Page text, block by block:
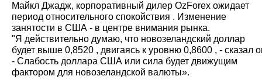
Майкл Джадж, корпоративный дилер OzForex ожидает
период относительного спокойствия . Изменение
занятости в США - в центре внимания рынка.
"Я действительно думаю, что новозеландский доллар
будет выше 0,8520 , двигаясь к уровню 0,8600 , - сказал
- Слабость доллара США или сила будет движущим
фактором для новозеландской валюты».